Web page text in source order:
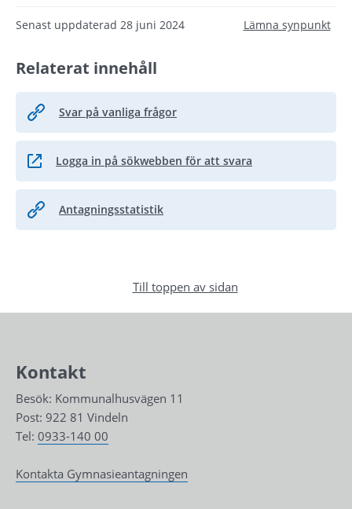
Senast uppdaterad 28 juni 2024 Lämna synpunkt
Relaterat innehåll
Svar på vanliga frågor
Logga in på sökwebben för att svara
Länk till annan webbplats.
Antagningsstatistik
Till toppen av sidan
Kontakt
Besök: Kommunalhusvägen 11
Post: 922 81 Vindeln
Tel: 0933-140 00
Kontakta Gymnasieantagningen